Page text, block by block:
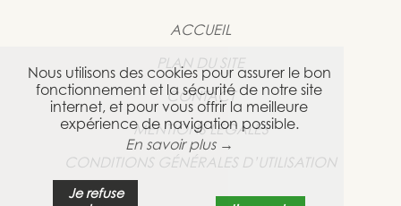
Nous utilisons des cookies pour assurer le bon
fonctionnement et la sécurité de notre site
internet, et pour vous offrir la meilleure
expérience de navigation possible.
En savoir plus →
Je refuse
ACCUEIL
PLAN DU SITE
CONTACT
MENTIONS LÉGALES
CONDITIONS GÉNÉRALES D’UTILISATION